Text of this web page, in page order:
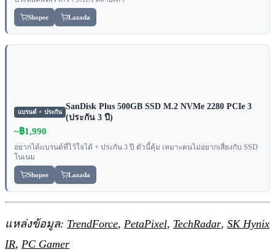
Shopee Lazada
แบรนด์ + ประกัน
SanDisk Plus 500GB SSD M.2 NVMe 2280 PCIe 3
(ประกัน 3 ปี)
~฿1,990
อยากได้แบรนด์ที่ไว้ใจได้ + ประกัน 3 ปี ตัวนี้คุ้ม เหมาะคนไม่อยากเสี่ยงกับ SSD
โนเนม
Shopee Lazada
แหล่งข้อมูล: TrendForce, PetaPixel, TechRadar, SK Hynix
IR, PC Gamer